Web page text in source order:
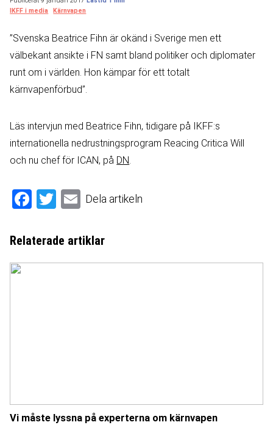
IKFF i media
Kärnvapen
”Svenska Beatrice Fihn är okänd i Sverige men ett
välbekant ansikte i FN samt bland politiker och diplomater
runt om i världen. Hon kämpar för ett totalt
kärnvapenförbud”.
Läs intervjun med Beatrice Fihn, tidigare på IKFF:s
internationella nedrustningsprogram Reacing Critica Will
och nu chef för ICAN, på DN.
Facebook
TwitterEmail
Dela artikeln
Relaterade artiklar
Vi måste lyssna på experterna om kärnvapen